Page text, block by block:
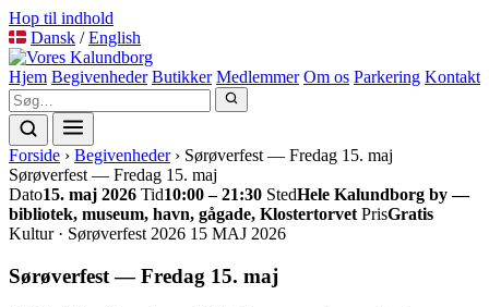
Hop til indhold
til
indhold
Dansk / English
Hjem Begivenheder Butikker Medlemmer Om os Parkering Kontakt
Forside › Begivenheder › Sørøverfest — Fredag 15. maj
Sørøverfest — Fredag 15. maj
Dato15. maj 2026 Tid10:00 – 21:30 StedHele Kalundborg by —
bibliotek, museum, havn, gågade, Klostertorvet PrisGratis
Kultur · Sørøverfest 2026 15 MAJ 2026
Sørøverfest — Fredag 15. maj